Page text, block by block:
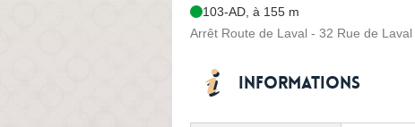
103-AD, à 155 m
Arrêt Route de Laval - 32 Rue de Laval
Informations